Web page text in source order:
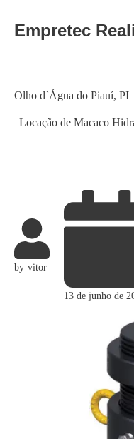
Empretec
Locação de Macaco
Category
Olho d`Água do Piauí, PI
by vitor
13 de junho de